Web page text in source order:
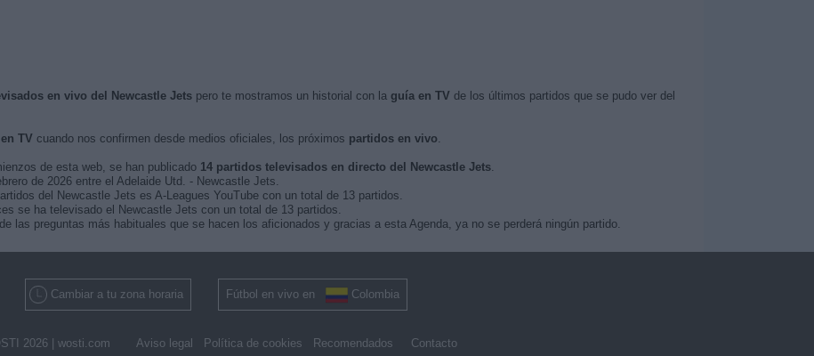
en vivo del Newcastle Jetspero te mostramos un historial con la guía en TV de los últimos partidos que se pudo ver del
TV cuando nos confirmen desde medios oficiales, los próximos partidos en vivo.
de esta web, se han publicado 14 partidos televisados en directo del Newcastle Jets.
de 2026 entre el Adelaide Utd. - Newcastle Jets.
del Newcastle Jets es A-Leagues YouTube con un total de 13 partidos.
se ha televisado el Newcastle Jets con un total de 13 partidos.
las preguntas más habituales que se hacen los aficionados y gracias a esta Agenda, ya no se perderá ningún partido.
Cambiar a tu zona horaria Fútbol en vivo en Colombia
2026 | wosti.com Aviso legal Política de cookies Recomendados Contacto